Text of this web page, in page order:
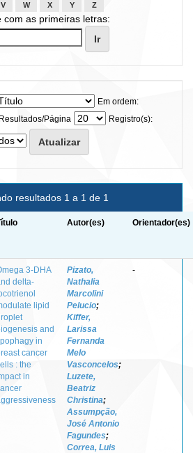
V W X Y Z
com as primeiras letras:
Em ordem:
Resultados/Página
Registro(s):
resultados 1 a 1 de 1
Autor(es) Orientador(es)
3-DHA
delta-
lipid
and
in
cancer
: the
in
Pizato,
Nathalia
Marcolini
Pelucio;
Kiffer,
Larissa
Fernanda
Melo
Vasconcelos;
Luzete,
Beatriz
Christina;
Assumpção,
José Antonio
Fagundes;
Correa, Luis
-